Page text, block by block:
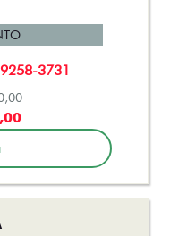
3731